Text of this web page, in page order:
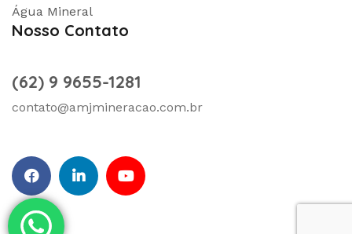
Água Mineral
Nosso Contato
(62) 9 9655-1281
contato@amjmineracao.com.br
facebookLinkedin